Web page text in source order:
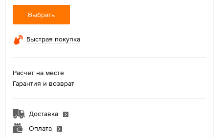
Выбрать
Быстрая покупка
Расчет на месте
Гарантия и возврат
Доставка
Оплата